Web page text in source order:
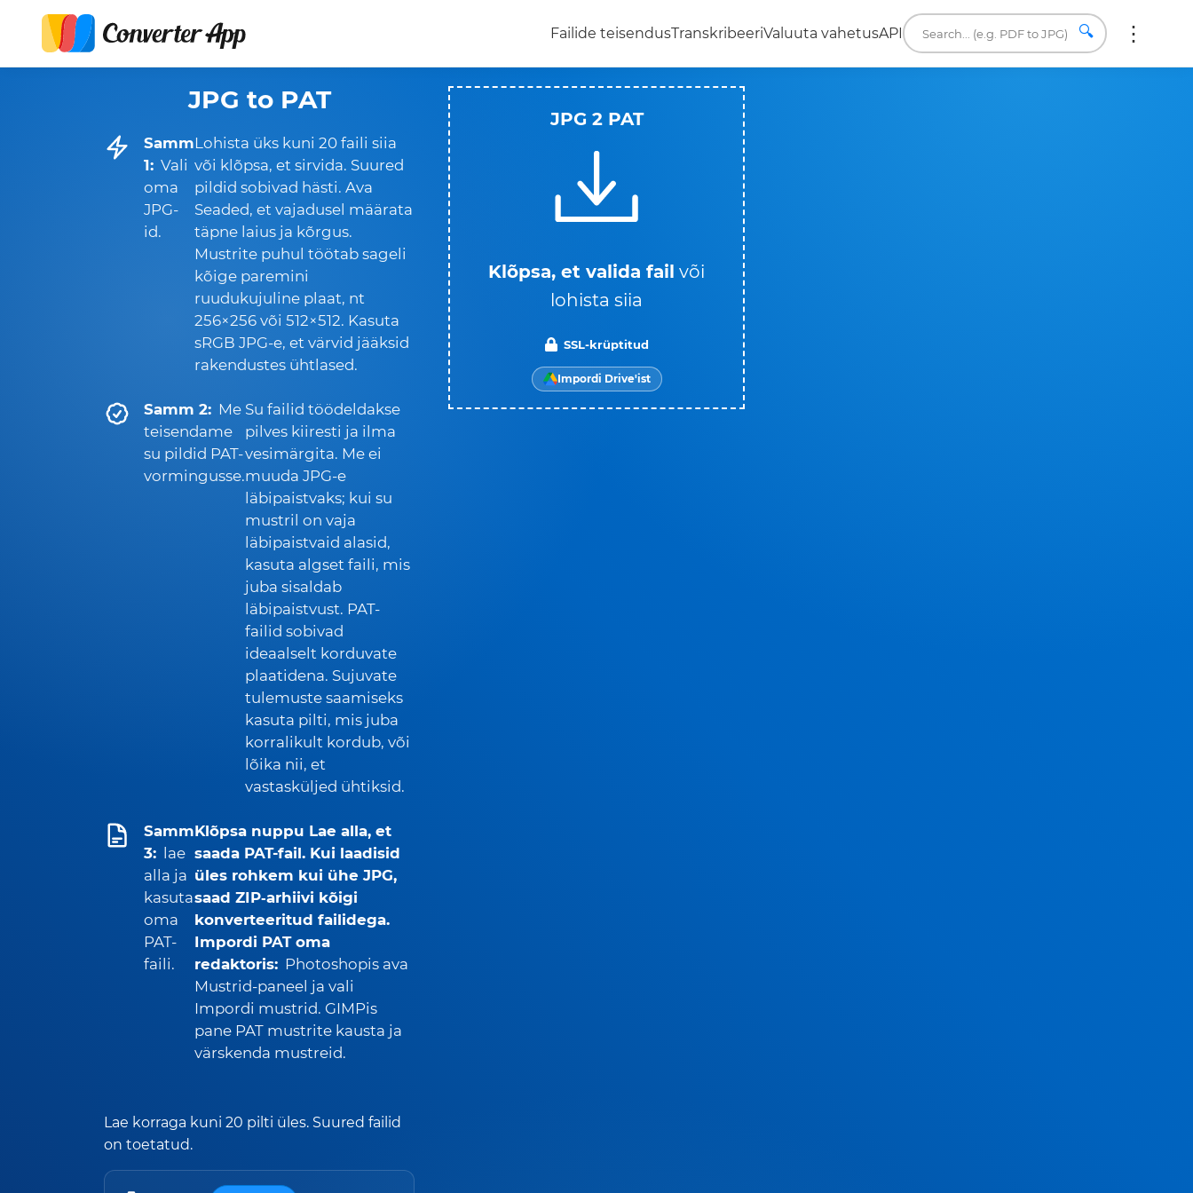
Failide teisendusTranskribeeriValuuta vahetusAPI 🔍
JPG to PAT
Samm
1: Vali
oma
JPG-
id.
Lohista üks kuni 20 faili siia
või klõpsa, et sirvida. Suured
pildid sobivad hästi. Ava
Seaded, et vajadusel määrata
täpne laius ja kõrgus.
Mustrite puhul töötab sageli
kõige paremini
ruudukujuline plaat, nt
256×256 või 512×512. Kasuta
sRGB JPG-e, et värvid jääksid
rakendustes ühtlased.
Samm 2: Me
teisendame
su pildid PAT-
vormingusse.
Su failid töödeldakse
pilves kiiresti ja ilma
vesimärgita. Me ei
muuda JPG-e
läbipaistvaks; kui su
mustril on vaja
läbipaistvaid alasid,
kasuta algset faili, mis
juba sisaldab
läbipaistvust. PAT-
failid sobivad
ideaalselt korduvate
plaatidena. Sujuvate
tulemuste saamiseks
kasuta pilti, mis juba
korralikult kordub, või
lõika nii, et
vastasküljed ühtiksid.
Samm
3:
lae
alla ja
kasuta
oma
PAT-
faili.
Klõpsa nuppu Lae alla, et
saada PAT-fail. Kui laadisid
üles rohkem kui ühe JPG,
saad ZIP‑arhiivi kõigi
konverteeritud failidega.
Impordi PAT oma
redaktoris: Photoshopis ava
Mustrid-paneel ja vali
Impordi mustrid. GIMPis
pane PAT mustrite kausta ja
värskenda mustreid.
Lae korraga kuni 20 pilti üles. Suured failid
on toetatud.
JPG 2 PAT
Klõpsa, et valida fail või
lohista siia
SSL-krüptitud
Impordi Drive'ist